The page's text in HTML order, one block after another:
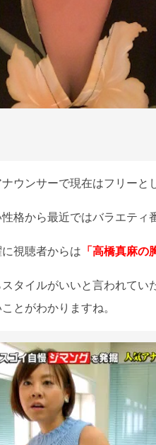
ウンサーで現在はフリーと
格から最近ではバラエティ
視聴者からは 「高橋真麻の
タイルがいいと言われてい
とがわかりますね。